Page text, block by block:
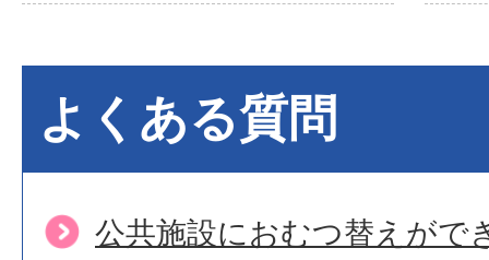
よくある質問
公共施設におむつ替えがで